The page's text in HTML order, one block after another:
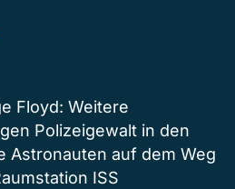
Floyd: Weitere
Polizeigewalt in den
Astronauten auf dem Weg
ISS